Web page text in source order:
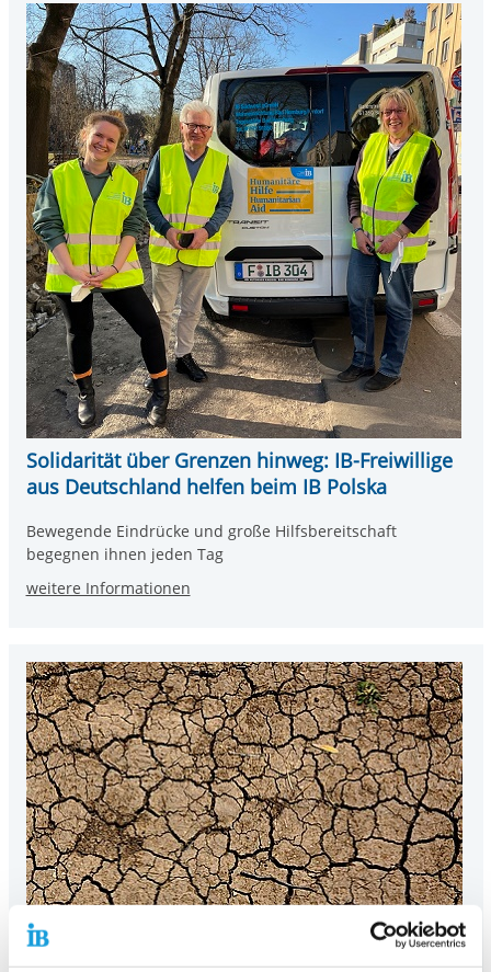
Solidarität über Grenzen hinweg: IB-Freiwillige
aus Deutschland helfen beim IB Polska
Bewegende Eindrücke und große Hilfsbereitschaft
begegnen ihnen jeden Tag
weitere Informationen